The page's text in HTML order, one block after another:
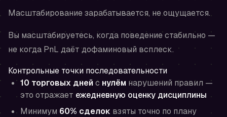
Масштабирование зарабатывается, не ощущается.
Вы масштабируетесь, когда поведение стабильно —
не когда PnL даёт дофаминовый всплеск.
Контрольные точки последовательности
10 торговых днейс нулём нарушений правил —
это отражает ежедневную оценку дисциплины
Минимум 60% сделок взяты точно по плану